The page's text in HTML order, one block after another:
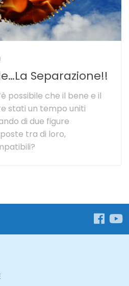
Separazione!!
possibile che il bene e il
stati un tempo uniti
di due figure
tra di loro,